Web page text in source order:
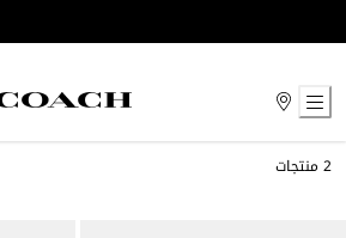
to
2 منتجات